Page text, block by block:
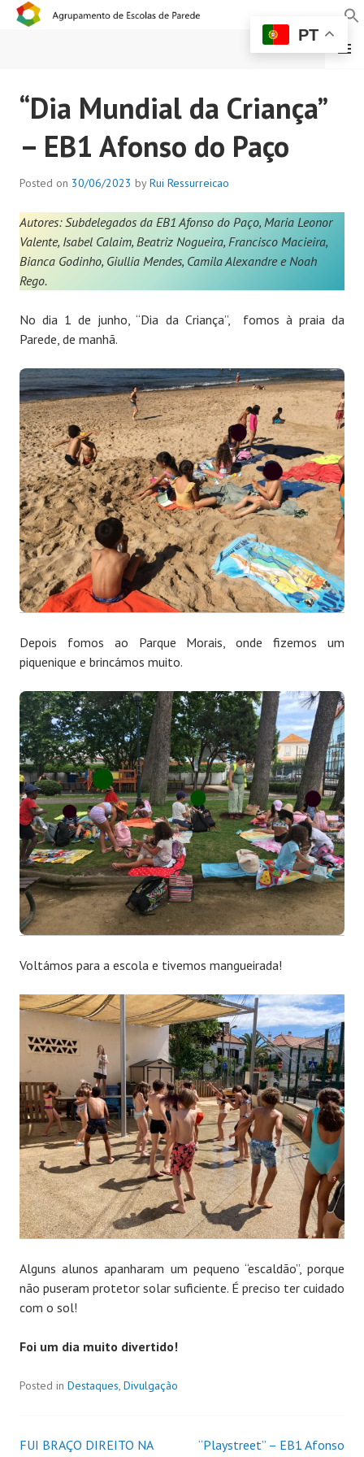
AGRUPAMENTO DE
ESCOLAS DE PAREDE
MENU
“Dia Mundial da Criança”
– EB1 Afonso do Paço
Posted on 30/06/2023 byRui Ressurreicao
Autores: Subdelegados da EB1 Afonso do Paço, Maria Leonor
Valente, Isabel Calaim, Beatriz Nogueira, Francisco Macieira,
Bianca Godinho, Giullia Mendes, Camila Alexandre e Noah
Rego.
No dia 1 de junho, “Dia da Criança”, fomos à praia da
Parede, de manhã.
Depois fomos ao Parque Morais, onde fizemos um
piquenique e brincámos muito.
Voltámos para a escola e tivemos mangueirada!
Alguns alunos apanharam um pequeno “escaldão”, porque
não puseram protetor solar suficiente. É preciso ter cuidado
com o sol!
Foi um dia muito divertido!
Posted in Destaques, Divulgação
FUI BRAÇO DIREITO NA
“Playstreet” – EB1 Afonso
PT